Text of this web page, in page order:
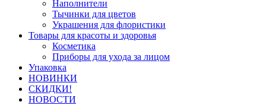
Наполнители
Тычинки для цветов
Украшения для флористики
Товары для красоты и здоровья
Косметика
Приборы для ухода за лицом
Упаковка
НОВИНКИ
СКИДКИ!
НОВОСТИ